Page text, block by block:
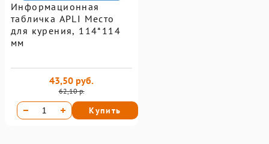
Информационная
табличка APLI Место
для курения, 114*114
мм
62,10 р.
43,50 руб.
Купить